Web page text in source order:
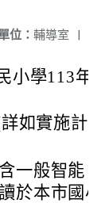
位： 輔導室 |
小學113年
如實施計
一般智能
於本市國